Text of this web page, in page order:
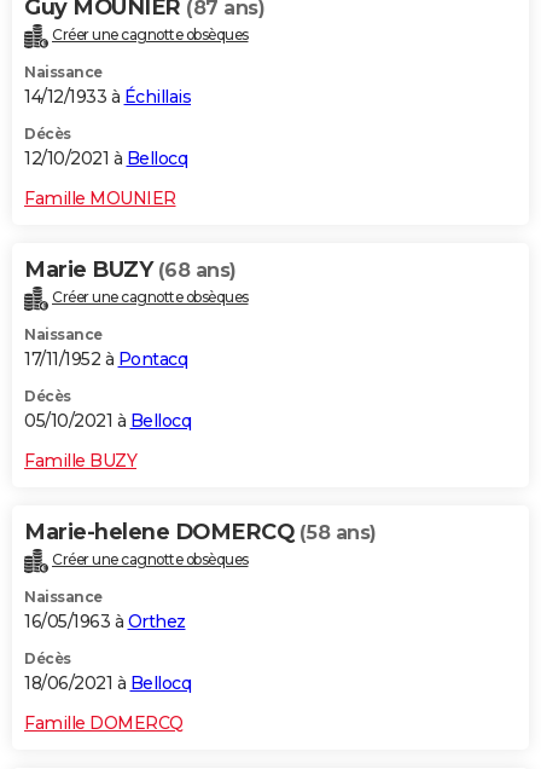
Guy MOUNIER (87 ans)
Créer une cagnotte obsèques
Naissance
14/12/1933 à Échillais
Décès
12/10/2021 à Bellocq
Famille MOUNIER
Marie BUZY (68 ans)
Créer une cagnotte obsèques
Naissance
17/11/1952 à Pontacq
Décès
05/10/2021 à Bellocq
Famille BUZY
Marie-helene DOMERCQ (58 ans)
Créer une cagnotte obsèques
Naissance
16/05/1963 à Orthez
Décès
18/06/2021 à Bellocq
Famille DOMERCQ